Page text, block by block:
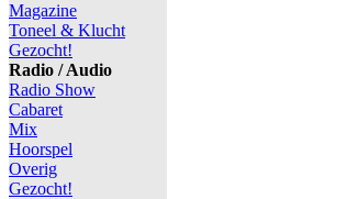
Magazine
Toneel & Klucht
Gezocht!
Radio / Audio
Radio Show
Cabaret
Mix
Hoorspel
Overig
Gezocht!